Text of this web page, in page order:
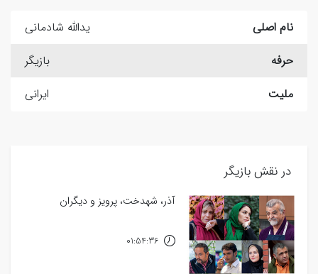
نام اصلی
یدالله شادمانی
حرفه
بازیگر
ملیت
ایرانی
در نقش بازیگر
آذر، شهدخت، پرویز و دیگران
01:54:36